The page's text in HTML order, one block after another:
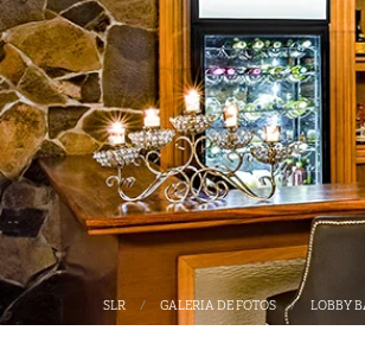
SLR GALERIA DE FOTOS LOBBY